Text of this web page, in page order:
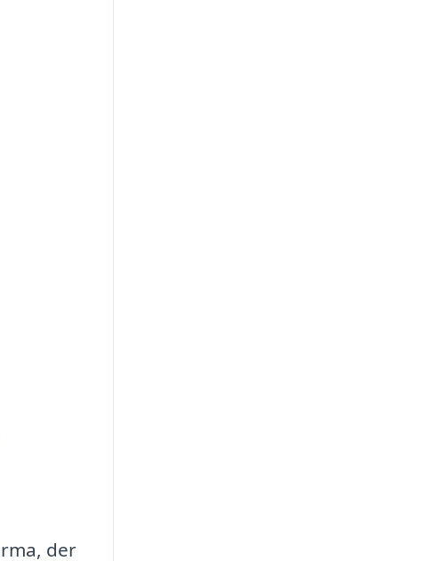
der